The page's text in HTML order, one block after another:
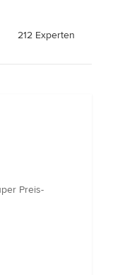
212 Experten
Preis-